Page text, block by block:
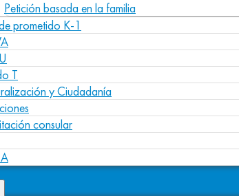
Petición basada en la familia
prometido K-1
T
y Ciudadanía
consular